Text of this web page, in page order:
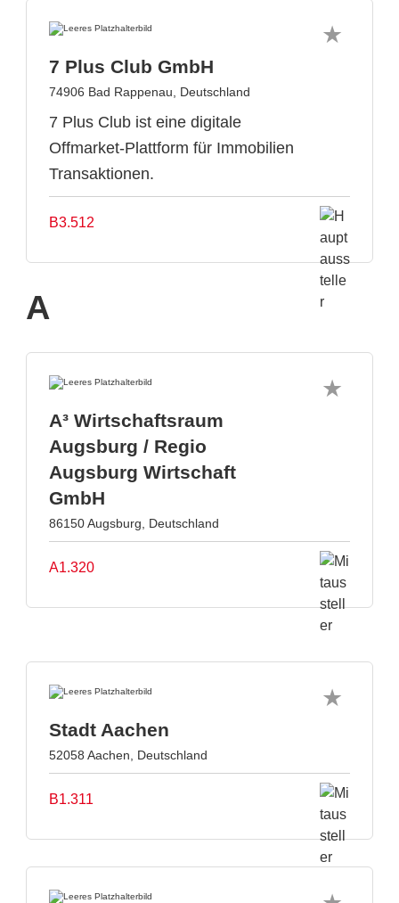
7 Plus Club GmbH
74906 Bad Rappenau, Deutschland
7 Plus Club ist eine digitale
Offmarket-Plattform für Immobilien
Transaktionen.
B3.512
A
A³ Wirtschaftsraum
Augsburg / Regio
Augsburg Wirtschaft
GmbH
86150 Augsburg, Deutschland
A1.320
Stadt Aachen
52058 Aachen, Deutschland
B1.311